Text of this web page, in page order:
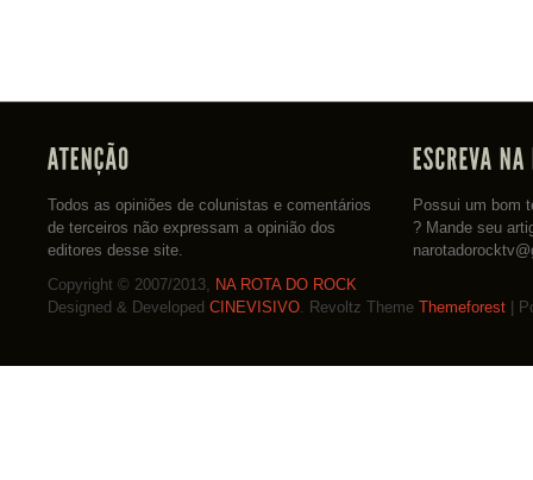
Todos as opiniões de colunistas e comentários
de terceiros não expressam a opinião dos
editores desse site.
Possui um bom
? Mande seu
Copyright © 2007/2013, NA ROTA DO ROCK
Designed & Developed CINEVISIVO. Revoltz Theme Themeforest |